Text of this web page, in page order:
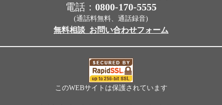
電話： 0800-170-5555
(通話料無料、通話録音)
無料相談_お問い合わせフォーム
このWEBサイトは保護されています